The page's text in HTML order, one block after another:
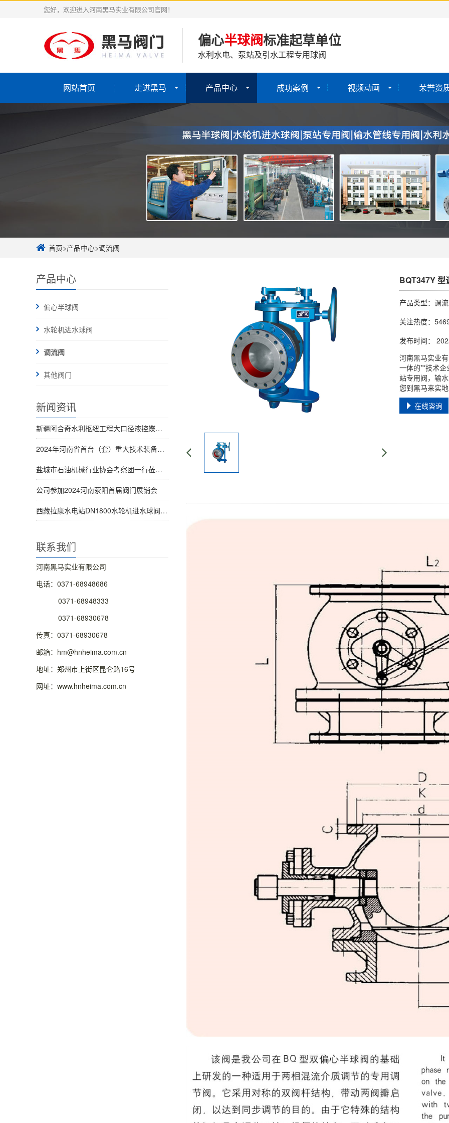
您好，欢迎进入河南黑马实业有限公司官网！
偏心半球阀标准起草单位
水利水电、泵站及引水工程专用球阀
网站首页 走进黑马 产品中心 成功案例 视频动画 荣誉资
首页>产品中心>调流阀
产品中心
偏心半球阀
水轮机进水球阀
调流阀
其他阀门
新闻资讯
新疆阿合奇水利枢纽工程大口径液控蝶阀全部完成交付
2024年河南省首台（套）重大技术装备名单发布 河南黑马实业有限公司榜上有名
盐城市石油机械行业协会考察团一行莅临考察
公司参加2024河南荥阳首届阀门展销会
西藏拉康水电站DN1800水轮机进水球阀1号机圆满发货
联系我们
河南黑马实业有限公司
电话：0371-68948686
0371-68948333
0371-68930678
传真：0371-68930678
邮箱：hm@hnheima.com.cn
地址：郑州市上街区昆仑路16号
网址：www.hnheima.com.cn
BQT347Y 型
产品类型：调
关注热度：
发布时间：
河南黑马实业
一体的**技术
站专用阀，输
您到黑马来实
在线咨询